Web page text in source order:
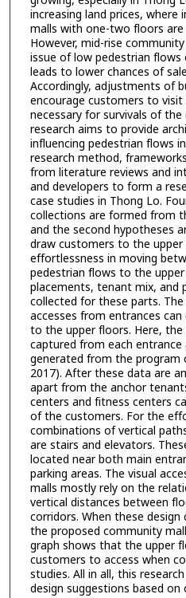
increasing land prices,
malls with one-two floors
However, mid-rise
issue of low pedestrian
leads to lower chances of
Accordingly, adjustments of
encourage customers to
necessary for survivals of
research aims to provide
influencing pedestrian flows
research method,
from literature reviews and
and developers to form a
case studies in Thong Lo.
collections are formed from
and the second hypotheses
draw customers to the
effortlessness in moving
pedestrian flows to the
placements, tenant mix, and
collected for these parts.
accesses from entrances
to the upper floors. Here,
captured from each entrance
generated from the program
2017). After these data are
apart from the anchor
centers and fitness centers
of the customers. For the
combinations of vertical
are stairs and elevators.
located near both main
parking areas. The visual
malls mostly rely on the
vertical distances between
corridors. When these
the proposed community
graph shows that the upper
customers to access when
studies. All in all, this
design suggestions based